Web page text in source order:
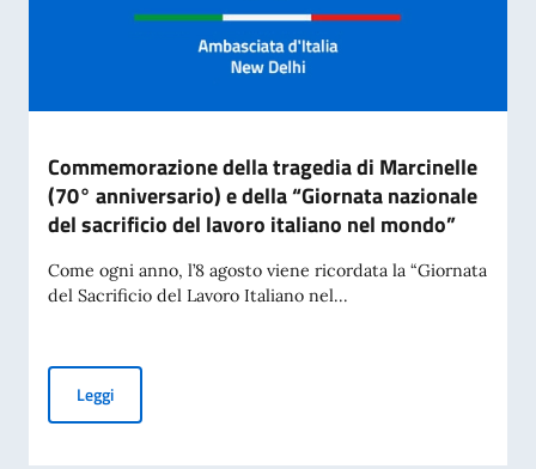
Commemorazione della tragedia di Marcinelle
(70° anniversario) e della “Giornata nazionale
del sacrificio del lavoro italiano nel mondo”
Come ogni anno, l’8 agosto viene ricordata la “Giornata
del Sacrificio del Lavoro Italiano nel...
LeggiCommemorazione della tragedia di Marcinelle (70°